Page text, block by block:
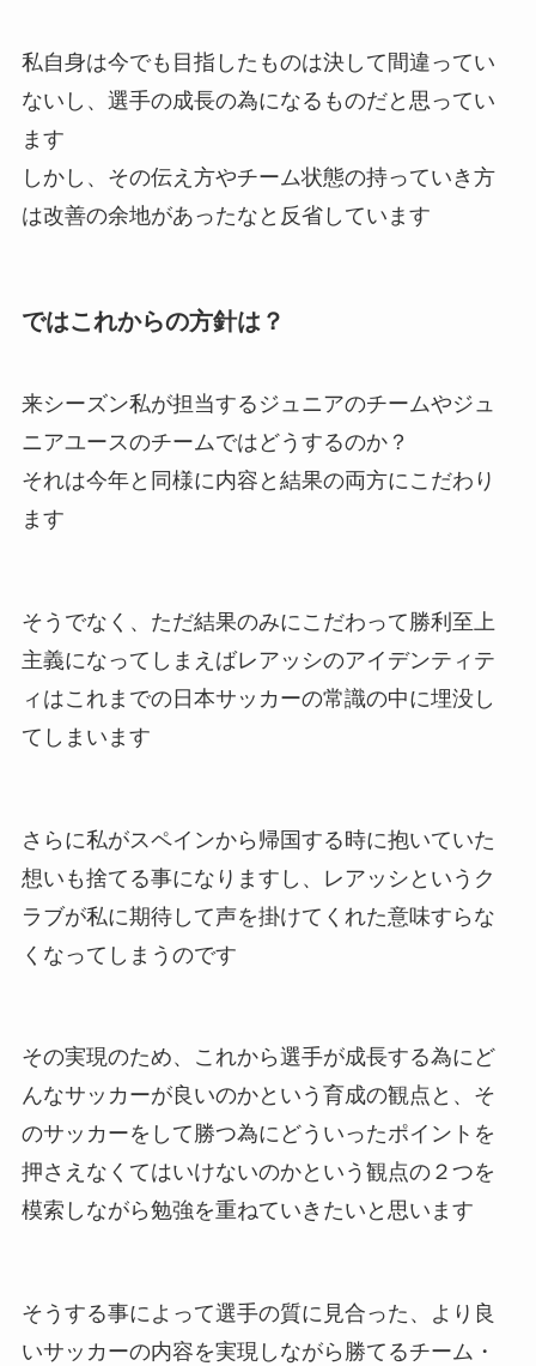
私自身は今でも目指したものは決して間違ってい
ないし、選手の成長の為になるものだと思ってい
ます
しかし、その伝え方やチーム状態の持っていき方
は改善の余地があったなと反省しています
ではこれからの方針は？
来シーズン私が担当するジュニアのチームやジュ
ニアユースのチームではどうするのか？
それは今年と同様に内容と結果の両方にこだわり
ます
そうでなく、ただ結果のみにこだわって勝利至上
主義になってしまえばレアッシのアイデンティテ
ィはこれまでの日本サッカーの常識の中に埋没し
てしまいます
さらに私がスペインから帰国する時に抱いていた
想いも捨てる事になりますし、レアッシというク
ラブが私に期待して声を掛けてくれた意味すらな
くなってしまうのです
その実現のため、これから選手が成長する為にど
んなサッカーが良いのかという育成の観点と、そ
のサッカーをして勝つ為にどういったポイントを
押さえなくてはいけないのかという観点の２つを
模索しながら勉強を重ねていきたいと思います
そうする事によって選手の質に見合った、より良
いサッカーの内容を実現しながら勝てるチーム・